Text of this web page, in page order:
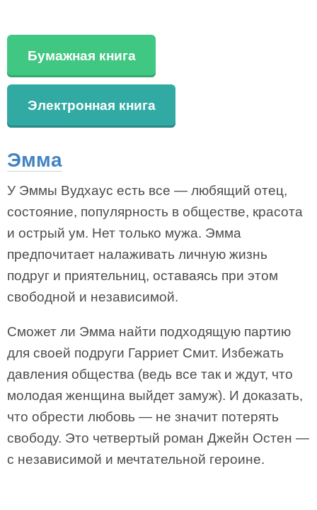
Бумажная книга
Электронная книга
Эмма
У Эммы Вудхаус есть все — любящий отец,
состояние, популярность в обществе, красота
и острый ум. Нет только мужа. Эмма
предпочитает налаживать личную жизнь
подруг и приятельниц, оставаясь при этом
свободной и независимой.
Сможет ли Эмма найти подходящую партию
для своей подруги Гарриет Смит. Избежать
давления общества (ведь все так и ждут, что
молодая женщина выйдет замуж). И доказать,
что обрести любовь — не значит потерять
свободу. Это четвертый роман Джейн Остен —
с независимой и мечтательной героине.